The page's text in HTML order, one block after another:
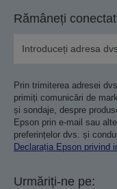
Rămâneți
Prin trimiterea adresei
primiți comunicări de
și sondaje, despre
Epson prin e-mail sau
preferințelor dvs. și
Declarația Epson privind
Urmăriți-ne pe: